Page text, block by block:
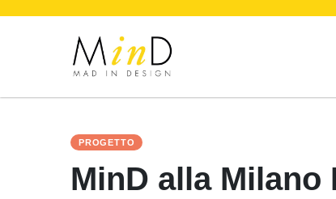
PROGETTO
MinD alla Milano